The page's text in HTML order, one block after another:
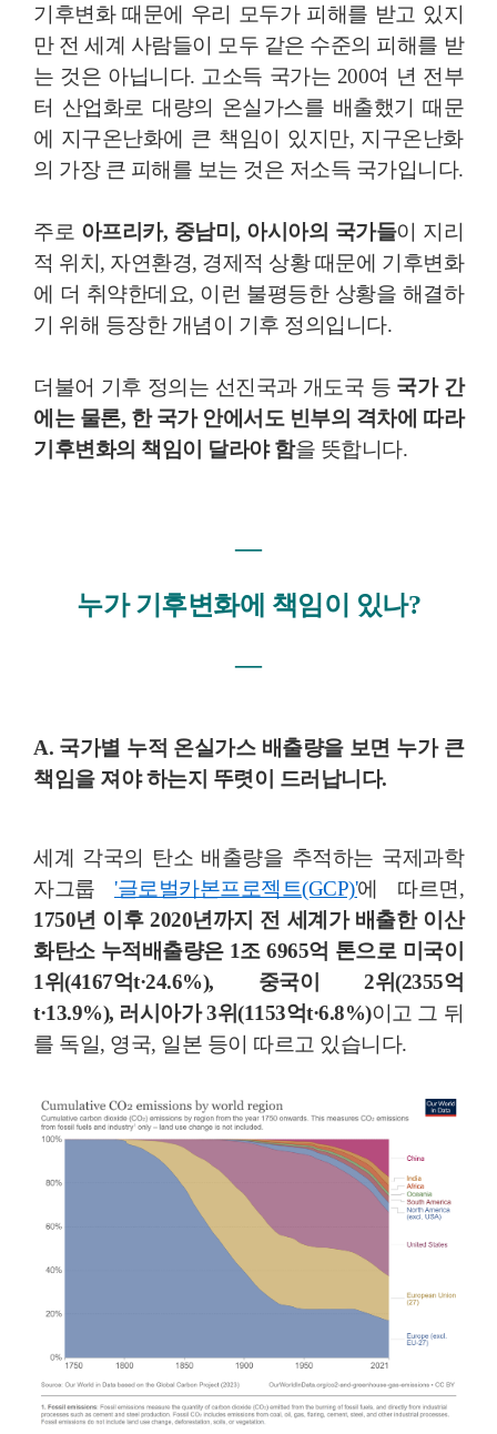
기후변화 때문에 우리 모두가 피해를 받고 있지
만 전 세계 사람들이 모두 같은 수준의 피해를 받
는 것은 아닙니다. 고소득 국가는 200여 년 전부
터 산업화로 대량의 온실가스를 배출했기 때문
에 지구온난화에 큰 책임이 있지만, 지구온난화
의 가장 큰 피해를 보는 것은 저소득 국가입니다.
주로 아프리카, 중남미, 아시아의 국가들이 지리
적 위치, 자연환경, 경제적 상황 때문에 기후변화
에 더 취약한데요, 이런 불평등한 상황을 해결하
기 위해 등장한 개념이 기후 정의입니다.
더불어 기후 정의는 선진국과 개도국 등 국가 간
에는 물론, 한 국가 안에서도 빈부의 격차에 따라
기후변화의 책임이 달라야 함을 뜻합니다.
―
누가 기후변화에 책임이 있나?
―
A. 국가별 누적 온실가스 배출량을 보면 누가 큰
책임을 져야 하는지 뚜렷이 드러납니다.
세계 각국의 탄소 배출량을 추적하는 국제과학
자그룹 '글로벌카본프로젝트(GCP)'에 따르면,
1750년 이후 2020년까지 전 세계가 배출한 이산
화탄소 누적배출량은 1조 6965억 톤으로 미국이
1위(4167억t·24.6%), 중국이 2위(2355억
t·13.9%), 러시아가 3위(1153억t·6.8%)이고 그 뒤
를 독일, 영국, 일본 등이 따르고 있습니다.